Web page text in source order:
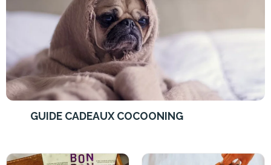
GUIDE CADEAUX COCOONING